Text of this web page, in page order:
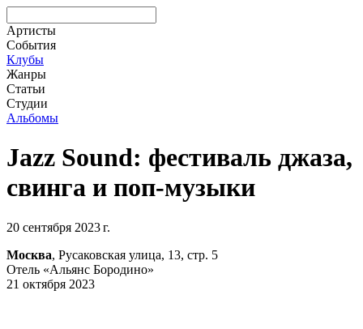
Артисты
События
Клубы
Жанры
Статьи
Студии
Альбомы
Jazz Sound: фестиваль джаза,
свинга и поп-музыки
20 сентября 2023 г.
Москва, Русаковская улица, 13, стр. 5
Отель «Альянс Бородино»
21 октября 2023